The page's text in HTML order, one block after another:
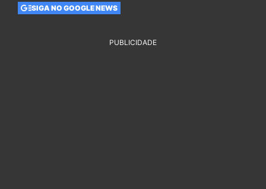
SIGA NO GOOGLE NEWS
PUBLICIDADE